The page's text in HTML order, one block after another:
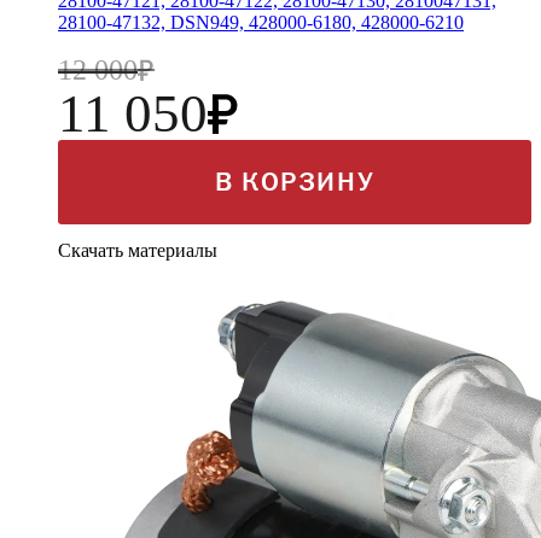
28100-47132, DSN949, 428000-6180, 428000-6210
12 000
11 050
В КОРЗИНУ
Скачать материалы